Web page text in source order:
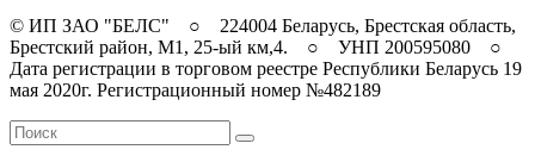
© ИП ЗАО "БЕЛС" ○ 224004 Беларусь, Брестская область,
Брестский район, M1, 25-ый км,4. ○ УНП 200595080 ○
Дата регистрации в торговом реестре Республики Беларусь 19
мая 2020г. Регистрационный номер №482189